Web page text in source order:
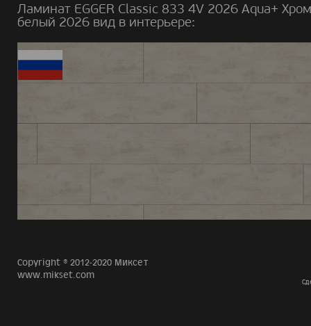
Ламинат EGGER Classic 833 4V 2026 Aqua+
белый 2026 вид в интерьере:
Copyright © 2012-2020 Миксет
www.mikset.com